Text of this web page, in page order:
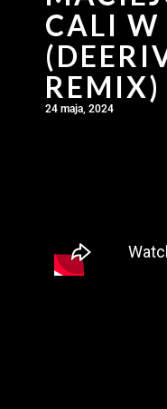
CALI W
REMIX)
24 maja, 2024